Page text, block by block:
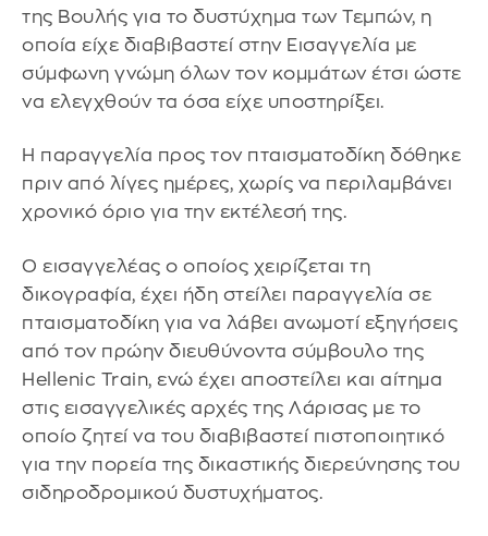
της Βουλής για το δυστύχημα των Τεμπών, η
οποία είχε διαβιβαστεί στην Εισαγγελία με
σύμφωνη γνώμη όλων τον κομμάτων έτσι ώστε
να ελεγχθούν τα όσα είχε υποστηρίξει.
Η παραγγελία προς τον πταισματοδίκη δόθηκε
πριν από λίγες ημέρες, χωρίς να περιλαμβάνει
χρονικό όριο για την εκτέλεσή της.
Ο εισαγγελέας ο οποίος χειρίζεται τη
δικογραφία, έχει ήδη στείλει παραγγελία σε
πταισματοδίκη για να λάβει ανωμοτί εξηγήσεις
από τον πρώην διευθύνοντα σύμβουλο της
Hellenic Train, ενώ έχει αποστείλει και αίτημα
στις εισαγγελικές αρχές της Λάρισας με το
οποίο ζητεί να του διαβιβαστεί πιστοποιητικό
για την πορεία της δικαστικής διερεύνησης του
σιδηροδρομικού δυστυχήματος.